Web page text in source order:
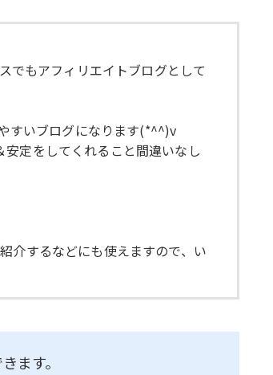
でもアフィリエイトブログとして
すいブログになります(*^^)v
定をしてくれること間違いなし
介するなどにも使えますので、い
ます。